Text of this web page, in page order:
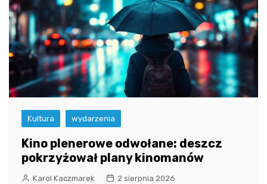
Kultura wydarzenia
Kino plenerowe odwołane: deszcz
pokrzyżował plany kinomanów
Karol Kaczmarek 2 sierpnia 2026